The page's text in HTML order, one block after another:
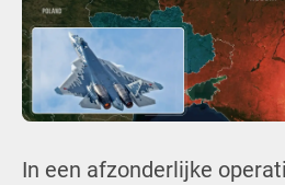
In een afzonderlijke